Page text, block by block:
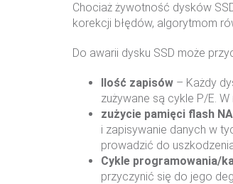
Chociaż żywotność dysków
korekcji błędów, algorytmom
Do awarii dysku SSD może
Ilość zapisów – Każdy
zużywane są cykle P/E.
zużycie pamięci flash
i zapisywanie danych w
prowadzić do
Cykle programowania/
przyczynić się do jego